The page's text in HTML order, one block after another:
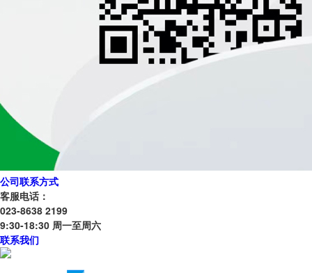
公司联系方式
客服电话：
023-8638 2199
9:30-18:30 周一至周六
联系我们